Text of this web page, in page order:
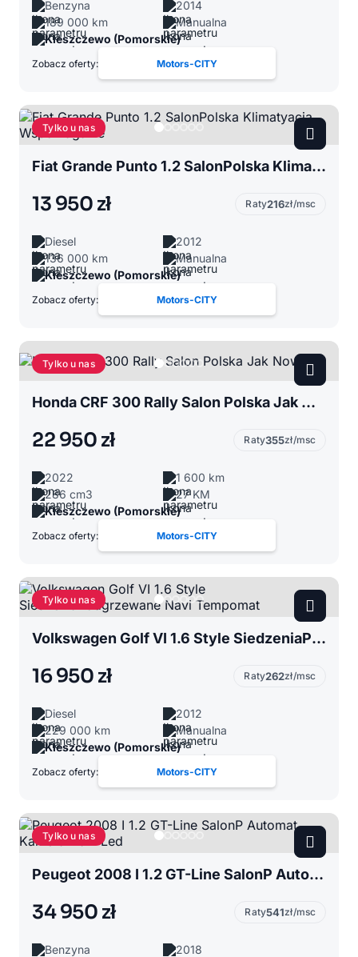
Benzyna
2014
189 000 km
Manualna
Kleszczewo (Pomorskie)
Zobacz oferty: Motors-CITY
Tylko u nas
Fiat Grande Punto 1.2 SalonPolska Klimatyacja Wspomaganie
13 950 zł Raty216zł/msc
Diesel
2012
136 000 km
Manualna
Kleszczewo (Pomorskie)
Zobacz oferty: Motors-CITY
Tylko u nas
Honda CRF 300 Rally Salon Polska Jak Nowy!
22 950 zł Raty355zł/msc
2022
1 600 km
286 cm3
27 KM
Kleszczewo (Pomorskie)
Zobacz oferty: Motors-CITY
Tylko u nas
Volkswagen Golf VI 1.6 Style SiedzeniaPodgrzewane Navi Tempomat
16 950 zł Raty262zł/msc
Diesel
2012
229 000 km
Manualna
Kleszczewo (Pomorskie)
Zobacz oferty: Motors-CITY
Tylko u nas
Peugeot 2008 I 1.2 GT-Line SalonP Automat Kamera Navi Led
34 950 zł Raty541zł/msc
Benzyna
2018